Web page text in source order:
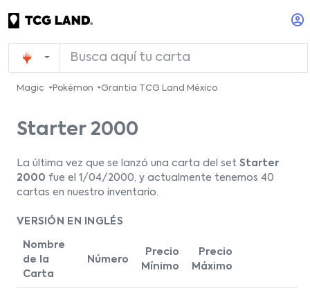
Magic Pokémon Grantia TCG Land México
Starter 2000
La última vez que se lanzó una carta del set Starter
2000 fue el 1/04/2000, y actualmente tenemos 40
cartas en nuestro inventario.
VERSIÓN EN INGLÉS
Nombre
de la
Carta
Número
Precio
Mínimo
Precio
Máximo